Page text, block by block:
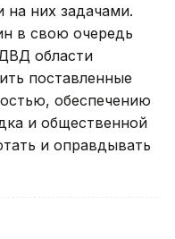
на них задачами.
в свою очередь
области
поставленные
обеспечению
и общественной
и оправдывать